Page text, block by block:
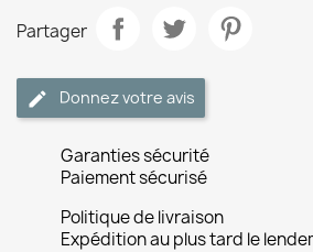
Partager
Donnez votre avis
Garanties sécurité
Paiement sécurisé
Politique de livraison
Expédition au plus tard le